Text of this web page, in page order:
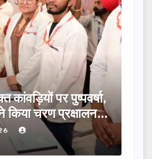
उत्तराखण्ड
मुख्यमंत्री ने विभिन्न
लिए ₹5 करोड़ की वित्तीय
AUGUST 4, 2026